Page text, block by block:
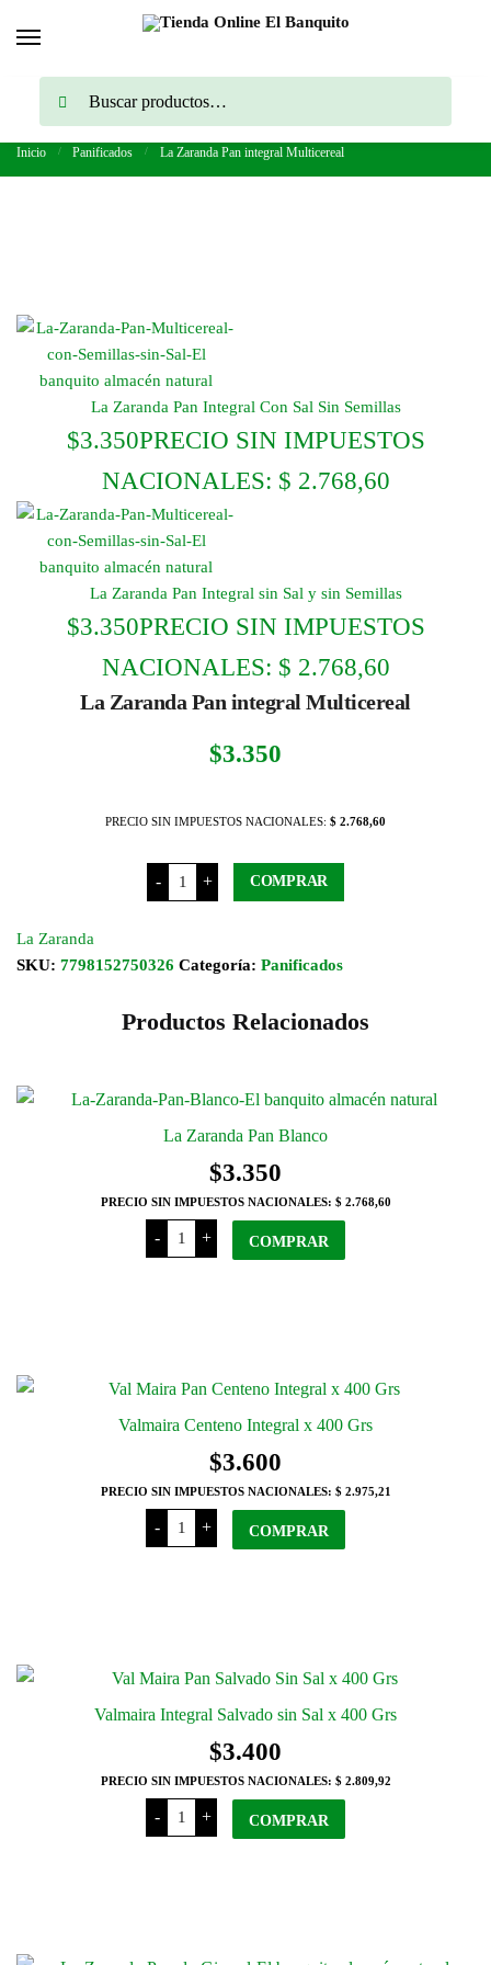
Buscar
Inicio / Panificados / La Zaranda Pan integral Multicereal
La Zaranda Pan Integral Con Sal Sin Semillas
$3.350PRECIO SIN IMPUESTOS
NACIONALES: $ 2.768,60
La Zaranda Pan Integral sin Sal y sin Semillas
$3.350PRECIO SIN IMPUESTOS
NACIONALES: $ 2.768,60
La Zaranda Pan integral Multicereal
$3.350
PRECIO SIN IMPUESTOS NACIONALES: $ 2.768,60
-
Zaranda
Pan
+ COMPRAR
La Zaranda
SKU: 7798152750326 Categoría: Panificados
Productos Relacionados
La Zaranda Pan Blanco
$3.350
PRECIO SIN IMPUESTOS NACIONALES: $ 2.768,60
-
Zaranda
Pan
+ COMPRAR
Valmaira Centeno Integral x 400 Grs
$3.600
PRECIO SIN IMPUESTOS NACIONALES: $ 2.975,21
-
Centeno
Integral
+ COMPRAR
Valmaira Integral Salvado sin Sal x 400 Grs
$3.400
PRECIO SIN IMPUESTOS NACIONALES: $ 2.809,92
-
Valmaira
Integral
Salvado
+ COMPRAR